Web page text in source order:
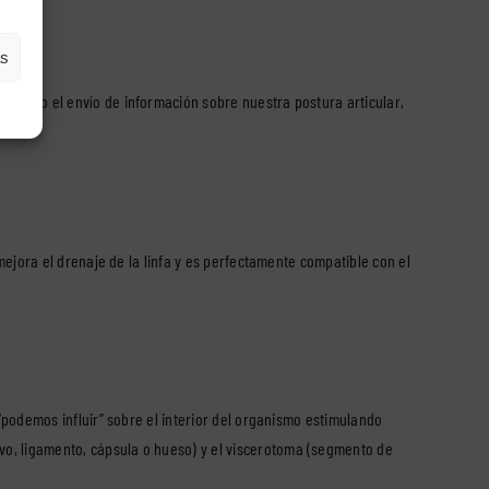
el envío de información sobre nuestra postura articular,
el drenaje de la linfa y es perfectamente compatible con el
influir” sobre el interior del organismo estimulando
ligamento, cápsula o hueso) y el viscerotoma (segmento de